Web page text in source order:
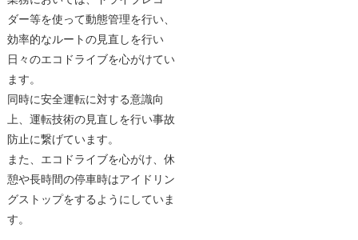
ダー等を使って動態管理を行い、
効率的なルートの見直しを行い
日々のエコドライブを心がけてい
ます。
同時に安全運転に対する意識向
上、運転技術の見直しを行い事故
防止に繋げています。
また、エコドライブを心がけ、休
憩や長時間の停車時はアイドリン
グストップをするようにしていま
す。